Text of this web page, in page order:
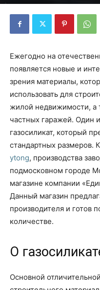
Ежегодно на
появляется новые и
зрения материалы,
использовать для
жилой недвижимости, а
частных гаражей. Один
газосиликат, который
стандартных размеров.
ytong, производства
подмосковном городе
магазине компании
Данный магазин
производителя и готов
количестве.
О
Основной